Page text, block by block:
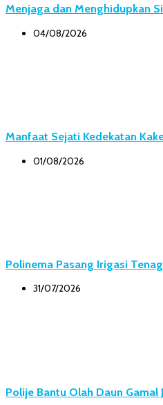
Menjaga dan Menghidupkan
04/08/2026
Manfaat Sejati Kedekatan
01/08/2026
Polinema Pasang Irigasi
31/07/2026
Polije Bantu Olah Daun Gamal